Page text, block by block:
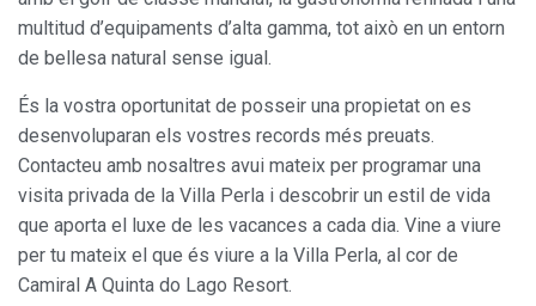
multitud d’equipaments d’alta gamma, tot això en un entorn
de bellesa natural sense igual.
És la vostra oportunitat de posseir una propietat on es
desenvoluparan els vostres records més preuats.
Contacteu amb nosaltres avui mateix per programar una
visita privada de la Villa Perla i descobrir un estil de vida
que aporta el luxe de les vacances a cada dia. Vine a viure
per tu mateix el que és viure a la Villa Perla, al cor de
Camiral A Quinta do Lago Resort.